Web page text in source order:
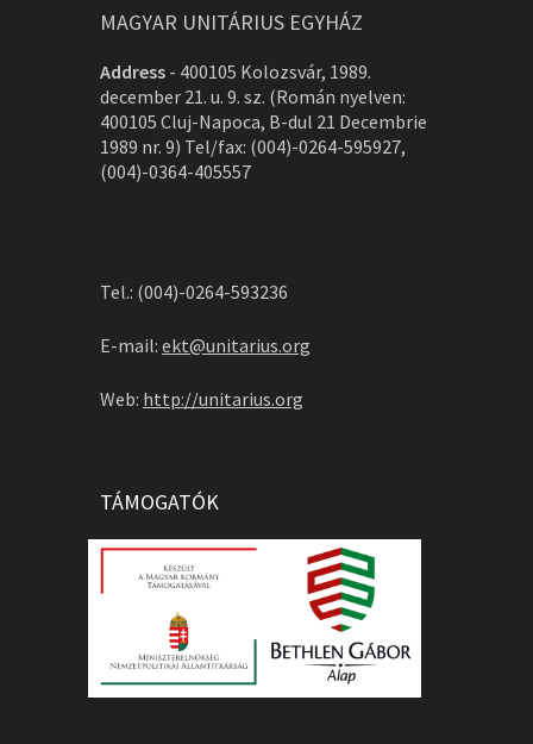
MAGYAR UNITÁRIUS EGYHÁZ
Address - 400105 Kolozsvár, 1989.
december 21. u. 9. sz. (Román nyelven:
400105 Cluj-Napoca, B-dul 21 Decembrie
1989 nr. 9) Tel/fax: (004)-0264-595927,
(004)-0364-405557
Tel.: (004)-0264-593236
E-mail: ekt@unitarius.org
Web: http://unitarius.org
TÁMOGATÓK